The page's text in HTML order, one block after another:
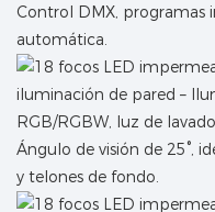
Control DMX, programas
automática.
Ángulo de visión de 25°,
y telones de fondo.